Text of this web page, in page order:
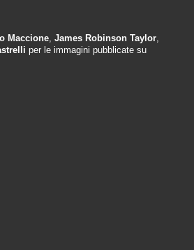
Maccione, James Robinson Taylor,
per le immagini pubblicate su